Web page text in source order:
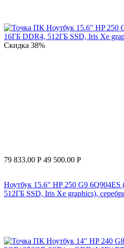
Скидка 38%
79 833.00 Р 49 500.00 Р
Ноутбук 15.6" HP 250 G9
512ГБ SSD, Iris Xe graphics),